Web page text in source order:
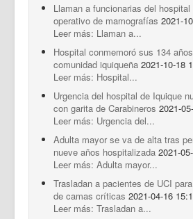
Llaman a funcionarias del
operativo de mamografías 2021-
Leer más: Llaman a...
Hospital conmemoró sus 134
comunidad iquiqueña 2021-10-18
Leer más: Hospital...
Urgencia del hospital de Iquique
con garita de Carabineros 2021-
Leer más: Urgencia del...
Adulta mayor se va de alta tras
nueve años hospitalizada 2021-
Leer más: Adulta mayor...
Trasladan a pacientes de UCI
de camas críticas 2021-04-16
Leer más: Trasladan a...